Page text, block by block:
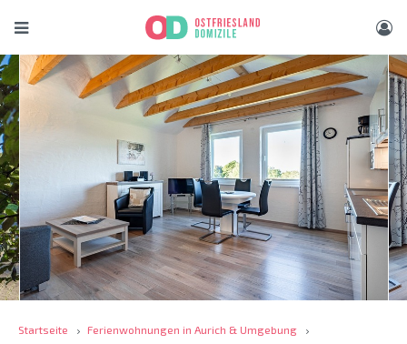
Startseite
Ferienwohnungen in Aurich & Umgebung